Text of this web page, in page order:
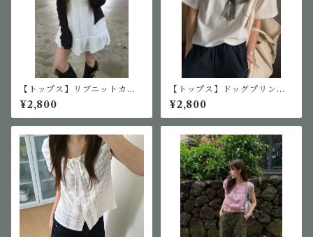
【トップス】リブニットカー
ディガン
¥2,800
【トップス】ドッグプリントT
シャツ
¥2,800